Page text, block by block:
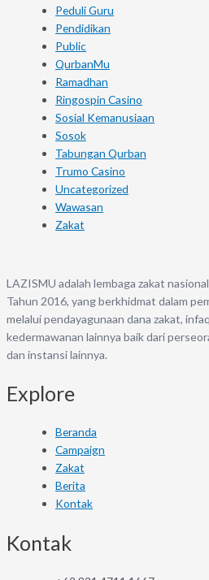
Peduli Guru
Pendidikan
Public
QurbanMu
Ramadhan
Ringospin Casino
Sosial Kemanusiaan
Sosok
Tabungan Qurban
Trumo Casino
Uncategorized
Wawasan
Zakat
LAZISMU adalah lembaga zakat
Tahun 2016, yang berkhidmat dalam
melalui pendayagunaan dana zakat,
kedermawanan lainnya baik dari
dan instansi lainnya.
Explore
Beranda
Campaign
Zakat
Berita
Kontak
Kontak